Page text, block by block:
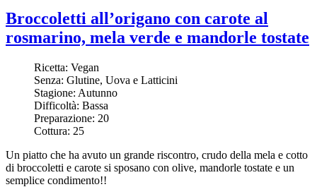
Broccoletti all’origano con carote al
rosmarino, mela verde e mandorle tostate
Ricetta: Vegan
Senza: Glutine, Uova e Latticini
Stagione: Autunno
Difficoltà: Bassa
Preparazione: 20
Cottura: 25
Un piatto che ha avuto un grande riscontro, crudo della mela e cotto
di broccoletti e carote si sposano con olive, mandorle tostate e un
semplice condimento!!